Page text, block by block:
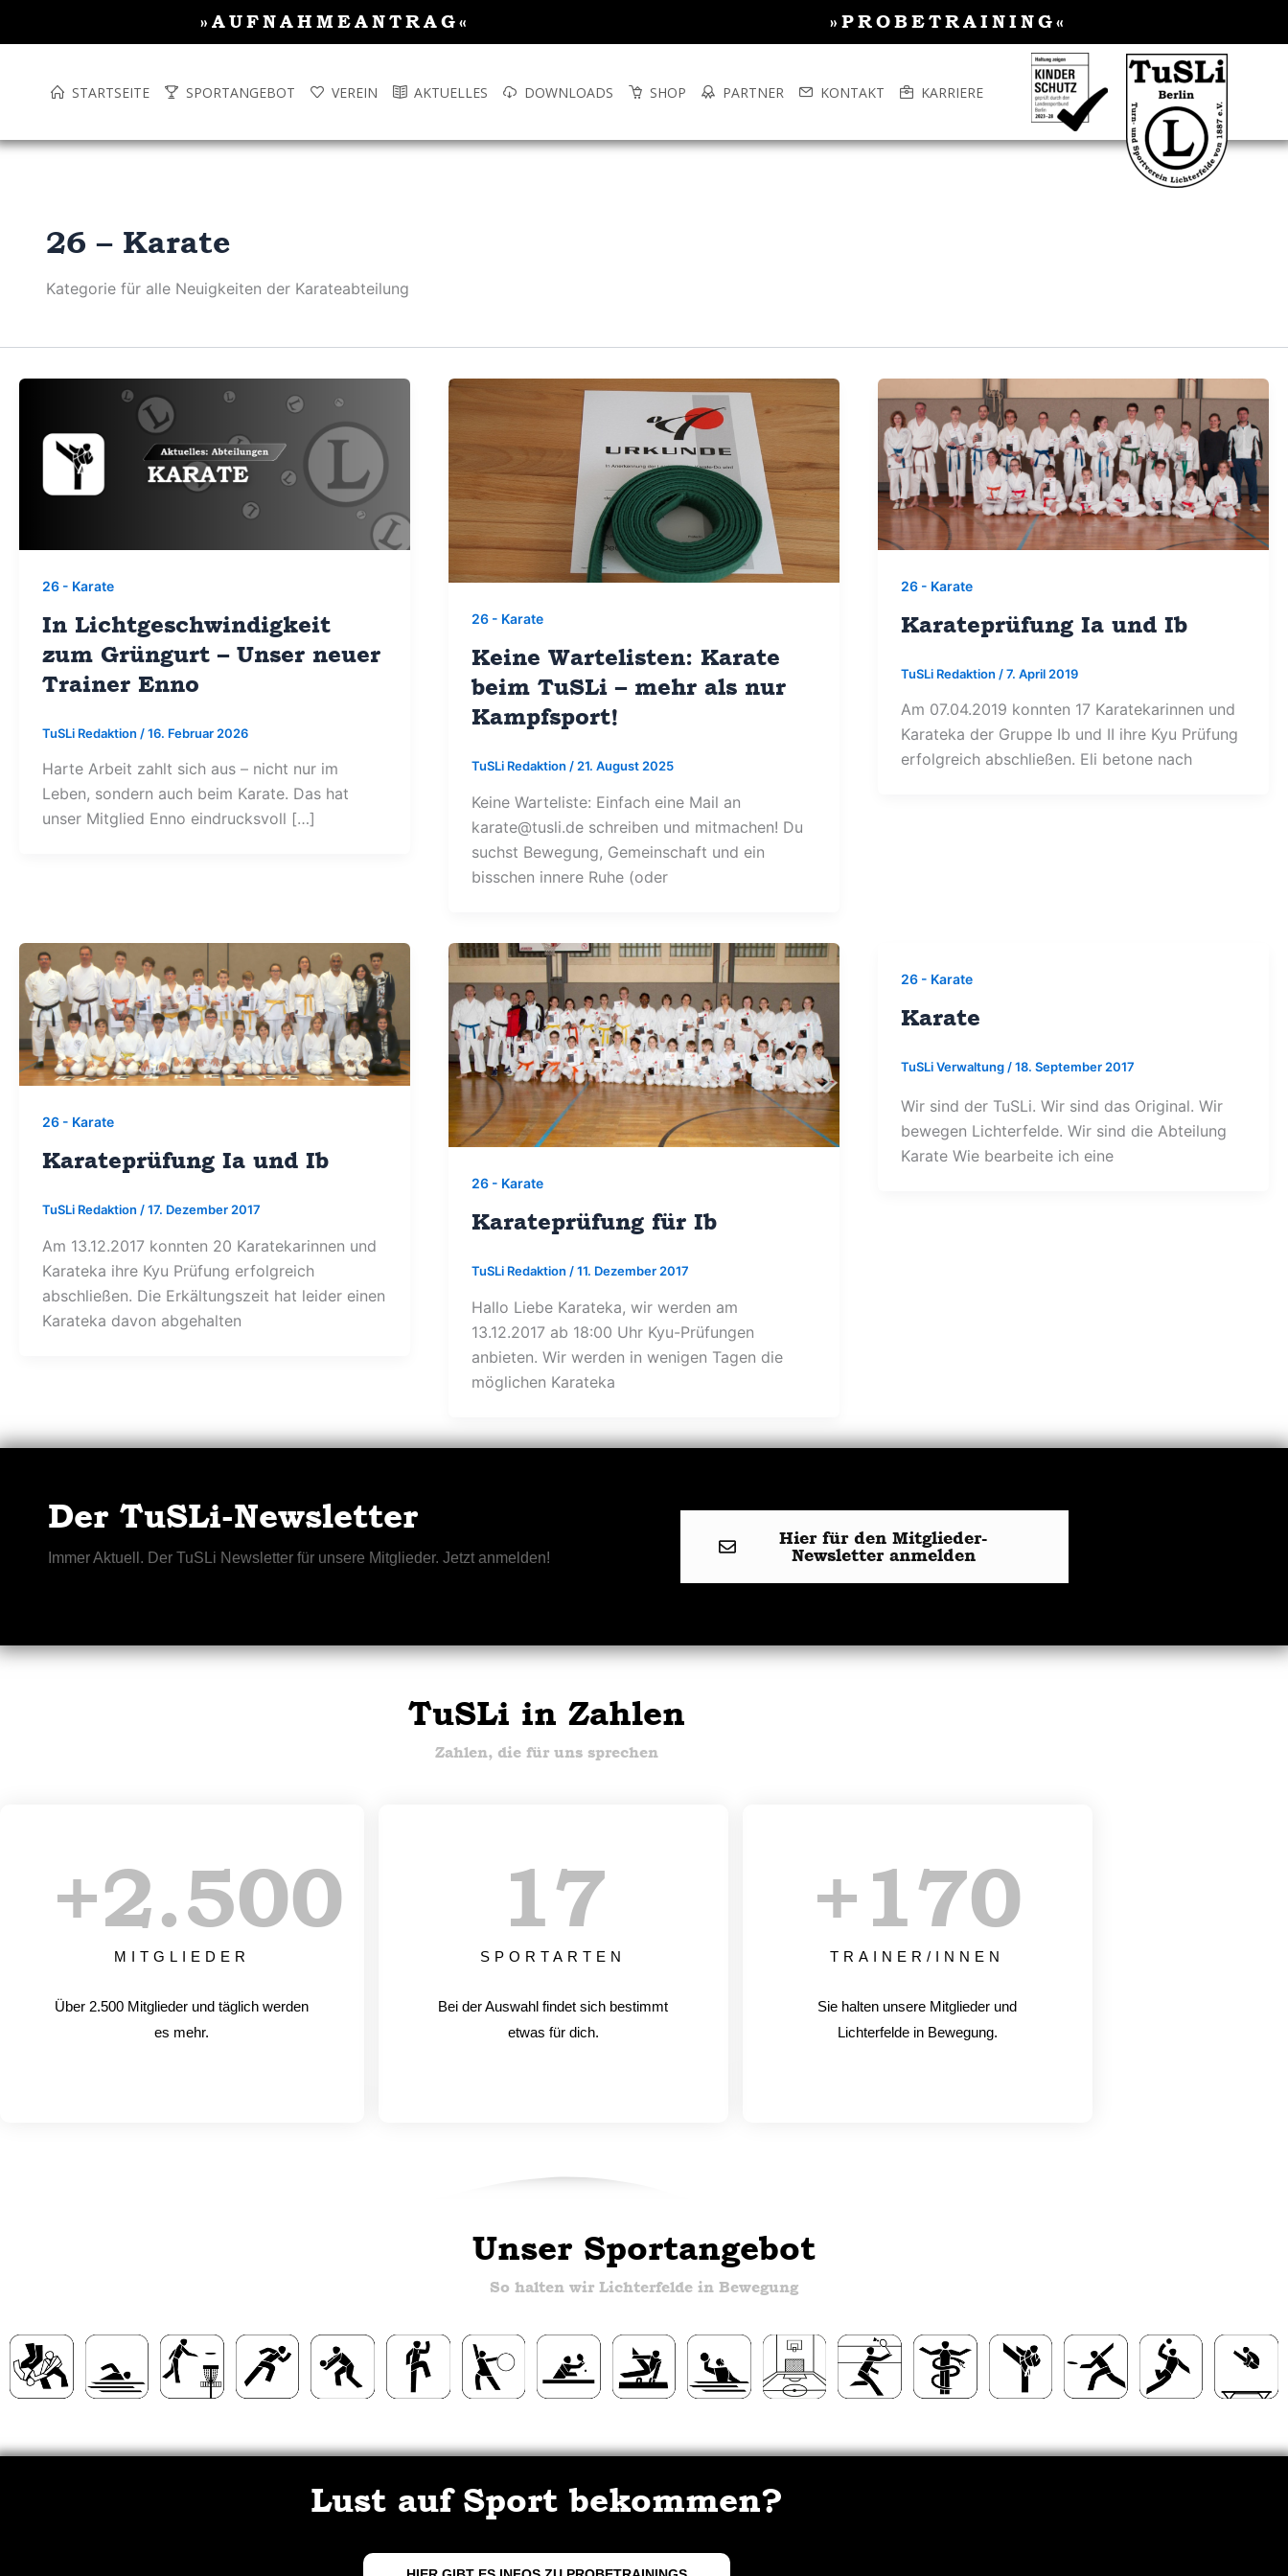
»AUFNAHMEANTRAG« »PROBETRAINING«
STARTSEITE SPORTANGEBOT VEREIN AKTUELLES DOWNLOADS SHOP PARTNER KONTAKT KARRIERE
26 – Karate
Kategorie für alle Neuigkeiten der Karateabteilung
26 - Karate
In Lichtgeschwindigkeit
zum Grüngurt – Unser neuer
Trainer Enno
TuSLi Redaktion /16. Februar 2026
Harte Arbeit zahlt sich aus – nicht nur im
Leben, sondern auch beim Karate. Das hat
unser Mitglied Enno eindrucksvoll […]
26 - Karate
Keine Wartelisten: Karate
beim TuSLi – mehr als nur
Kampfsport!
TuSLi Redaktion /21. August 2025
Keine Warteliste: Einfach eine Mail an
karate@tusli.deschreiben und mitmachen! Du
suchst Bewegung, Gemeinschaft und ein
bisschen innere Ruhe (oder
26 - Karate
Karateprüfung Ia und Ib
TuSLi Redaktion /7. April 2019
Am 07.04.2019 konnten 17 Karatekarinnen und
Karateka der Gruppe Ib und II ihre Kyu Prüfung
erfolgreich abschließen. Eli betone nach
26 - Karate
Karateprüfung Ia und Ib
TuSLi Redaktion /17. Dezember 2017
Am 13.12.2017 konnten 20 Karatekarinnen und
Karateka ihre Kyu Prüfung erfolgreich
abschließen. Die Erkältungszeit hat leider einen
Karateka davon abgehalten
26 - Karate
Karateprüfung für Ib
TuSLi Redaktion /11. Dezember 2017
Hallo Liebe Karateka, wir werden am
13.12.2017 ab 18:00 Uhr Kyu-Prüfungen
anbieten. Wir werden in wenigen Tagen die
möglichen Karateka
26 - Karate
Karate
TuSLi Verwaltung /18. September 2017
Wir sind der TuSLi. Wir sind das Original. Wir
bewegen Lichterfelde. Wir sind die Abteilung
Karate Wie bearbeite ich eine
Der TuSLi-Newsletter
Immer Aktuell. Der TuSLi Newsletter für unsere Mitglieder. Jetzt anmelden!
Hier für den Mitglieder-
Newsletter anmelden
TuSLi in Zahlen
Zahlen, die für uns sprechen
MITGLIEDER
+2.500
Über 2.500 Mitglieder und täglich werden
es mehr.
SPORTARTEN
17
Bei der Auswahl findet sich bestimmt
etwas für dich.
TRAINER/INNEN
+170
Sie halten unsere Mitglieder und
Lichterfelde in Bewegung.
Unser Sportangebot
So halten wir Lichterfelde in Bewegung
Lust auf Sport bekommen?